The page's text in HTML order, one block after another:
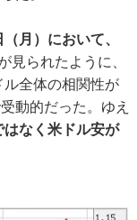
月）において、
見られたように、
全体の相関性が
動的だった。ゆえ
なく米ドル安が